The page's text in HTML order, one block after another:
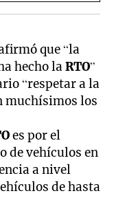
que “la
hecho laRTO”
“respetar a la
muchísimos los
es por el
de vehículos en
a nivel
de hasta